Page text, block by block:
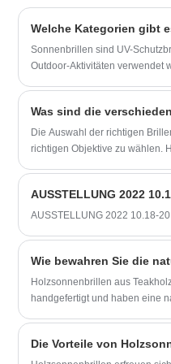
breiteres
-HD-
Biegen der
-Das
-Der
Silber und
ruhiges,
verbessern
​Welche Kategorien gibt
Sonnenbrillen sind UV-
Outdoor-Aktivitäten verwendet
Was sind die
Die Auswahl der richtigen
richtigen Objektive zu wählen.
welche sind besser?
AUSSTELLUNG 2022
AUSSTELLUNG 2022 10.18-
Holzsonnenbrillen aus
handgefertigt und haben eine
Einwirkung von Luft und
Die Vorteile von